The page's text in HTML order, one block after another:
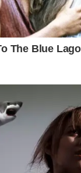
34 mandados de
Reprodução/